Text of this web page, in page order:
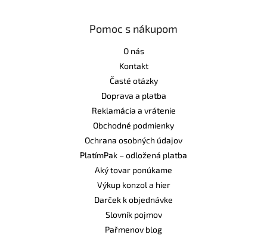
Pomoc s nákupom
O nás
Kontakt
Časté otázky
Doprava a platba
Reklamácia a vrátenie
Obchodné podmienky
Ochrana osobných údajov
PlatímPak – odložená platba
Aký tovar ponúkame
Výkup konzol a hier
Darček k objednávke
Slovník pojmov
Pařmenov blog